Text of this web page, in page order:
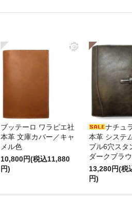
ブッテーロ ワラピエ社
本革 文庫カバー／キャ
メル色
10,800円(税込11,880
円)
ナチュ
本革 システ
ブル6穴スタ
ダークブラ
13,280円(税
円)